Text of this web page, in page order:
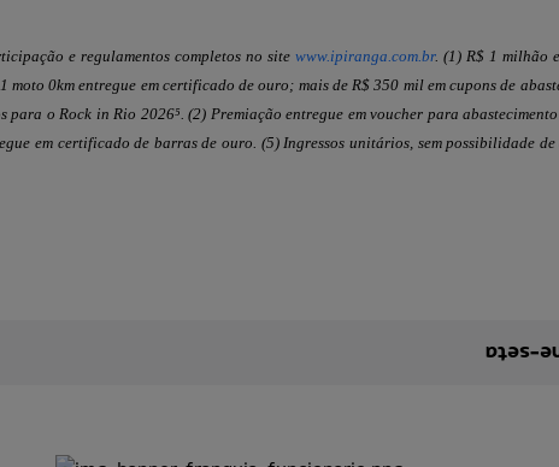
e regulamentos completos no site www.ipiranga.com.br. (1) R$ 1 milhão
0km entregue em certificado de ouro; mais de R$ 350 mil em cupons de
o Rock in Rio 2026⁵. (2) Premiação entregue em voucher para
em certificado de barras de ouro. (5) Ingressos unitários, sem possibilidade de